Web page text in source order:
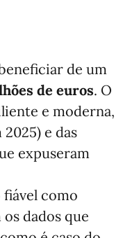
de um
de euros. O
e moderna,
e das
expuseram
como
dados que